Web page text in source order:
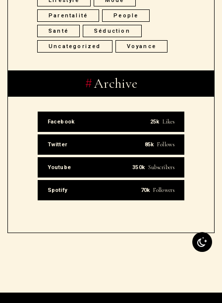
Parentalité People
Santé Séduction
Uncategorized Voyance
Archive
Twitter 85k Follows
Youtube 350k Subscribers
Spotify 70k Followers